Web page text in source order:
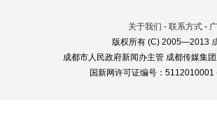
关于我们 - 联系方式 -
版权所有 (C) 2005—2013
成都市人民政府新闻办主管 成都传媒集
国新网许可证编号：